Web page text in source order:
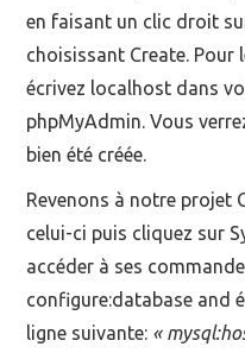
en faisant un clic droit
choisissant Create. Pour
écrivez localhost dans
phpMyAdmin. Vous
bien été créée.
Revenons à notre projet
celui-ci puis cliquez sur
accéder à ses
configure:database and
ligne suivante: «